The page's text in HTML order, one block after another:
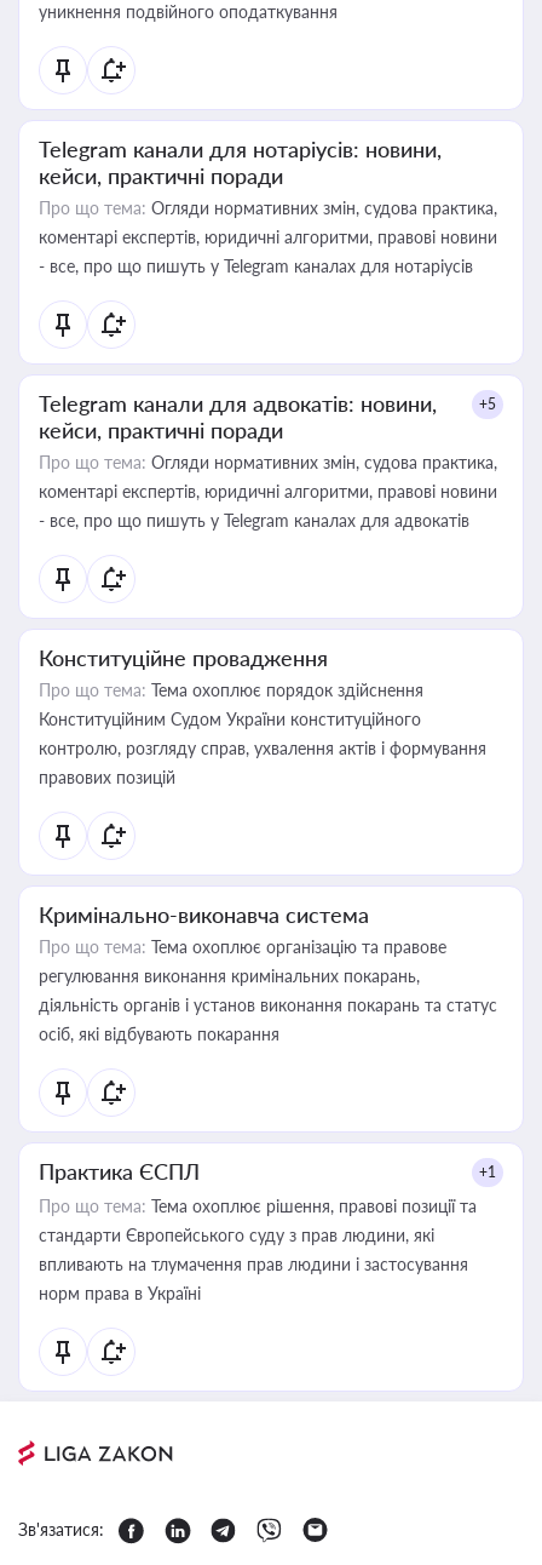
уникнення подвійного оподаткування
Telegram канали для нотаріусів: новини,
кейси, практичні поради
Про що тема: Огляди нормативних змін, судова практика,
коментарі експертів, юридичні алгоритми, правові новини
- все, про що пишуть у Telegram каналах для нотаріусів
Telegram канали для адвокатів: новини,
кейси, практичні поради
+5
Про що тема: Огляди нормативних змін, судова практика,
коментарі експертів, юридичні алгоритми, правові новини
- все, про що пишуть у Telegram каналах для адвокатів
Конституційне провадження
Про що тема: Тема охоплює порядок здійснення
Конституційним Судом України конституційного
контролю, розгляду справ, ухвалення актів і формування
правових позицій
Кримінально-виконавча система
Про що тема: Тема охоплює організацію та правове
регулювання виконання кримінальних покарань,
діяльність органів і установ виконання покарань та статус
осіб, які відбувають покарання
Практика ЄСПЛ +1
Про що тема: Тема охоплює рішення, правові позиції та
стандарти Європейського суду з прав людини, які
впливають на тлумачення прав людини і застосування
норм права в Україні
Зв'язатися: